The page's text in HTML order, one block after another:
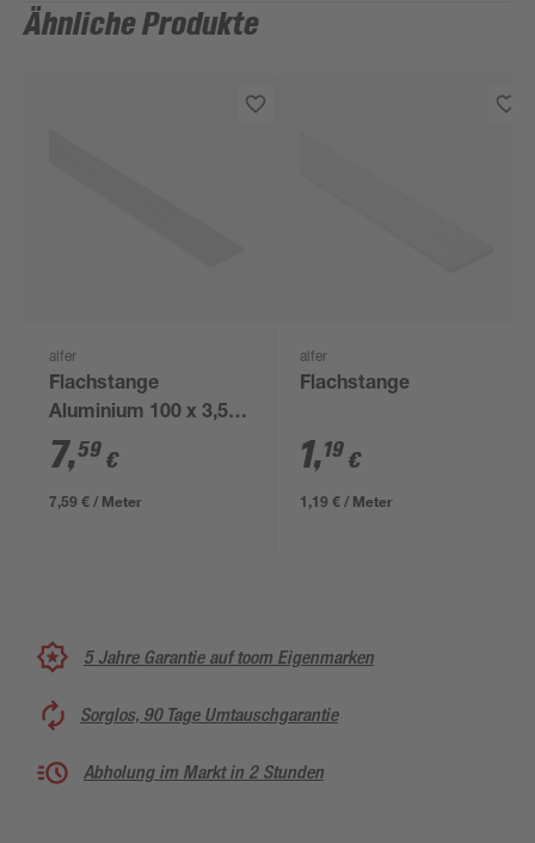
Ähnliche Produkte
alfer
Flachstange
Aluminium 100 x 3,55
x 0,3 cm
7,59 €
7,59 € / Meter
alfer
Flachstange
1,19 €
1,19 € / Meter
5 Jahre Garantie auf toom Eigenmarken
Sorglos, 90 Tage Umtauschgarantie
Abholung im Markt in 2 Stunden